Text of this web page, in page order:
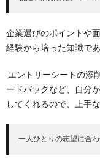
企業選びのポイントや
経験から培った知識で
エントリーシートの添
ードバックなど、自分
してくれるので、上手
一人ひとりの志望に合